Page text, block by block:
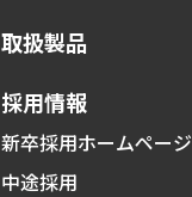
取扱製品
採用情報
新卒採用ホームページ
中途採用